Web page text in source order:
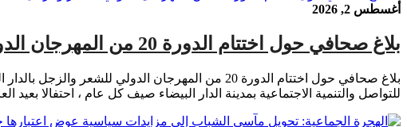
أغسطس 2, 2026
بلاغ صحافي حول اختتام الدورة 20 من المهرجان الدولي للشعر والزجل بالدار البيضاء .
بلاغ صحافي حول اختتام الدورة 20 من المهرجان
للتواصل والتنمية الاجتماعية بمدينة الدار البيضاء صيف كل عام ، احتفالا